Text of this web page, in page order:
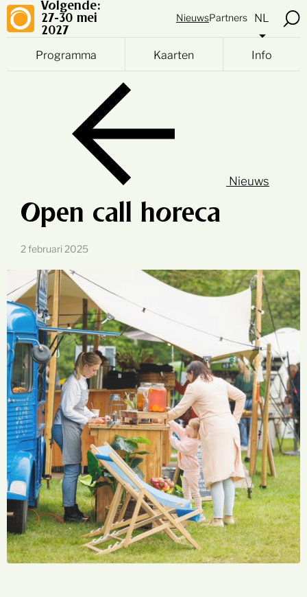
Volgende:
27-30 mei
2027
Programma Kaarten Info
NieuwsPartners NL
Nieuws
Open call horeca
2 februari 2025